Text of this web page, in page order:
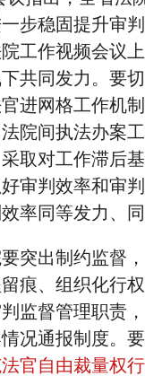
步稳固提升审
工作视频会议
共同发力。要
进网格工作机
院间执法办案
取对工作滞后
审判效率和审
率同等发力、同
突出制约监督
痕、组织化行
监督管理职责
况通报制度。
官自由裁量权